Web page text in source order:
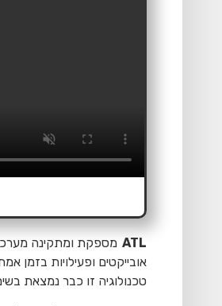
ATL מספקת ומתקינה
אובייקטים ופעילויות בזמן
טכנולוגיה זו כבר נמצאת